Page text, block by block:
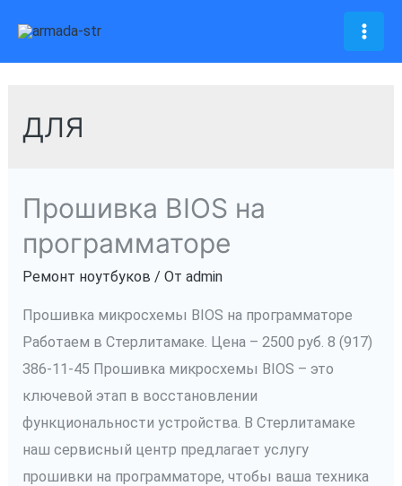
содержимому
для
Прошивка BIOS на
программаторе
Ремонт ноутбуков / От admin
Прошивка микросхемы BIOS на программаторе
Работаем в Стерлитамаке. Цена – 2500 руб. 8 (917)
386-11-45 Прошивка микросхемы BIOS – это
ключевой этап в восстановлении
функциональности устройства. В Стерлитамаке
наш сервисный центр предлагает услугу
прошивки на программаторе, чтобы ваша техника